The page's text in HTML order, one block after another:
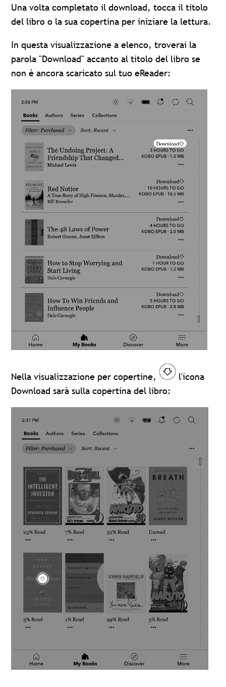
Una volta completato il download, tocca il titolo
del libro o la sua copertina per iniziare la lettura.
In questa visualizzazione a elenco, troverai la
parola "Download" accanto al titolo del libro se
non è ancora scaricato sul tuo eReader:
Nella visualizzazione per copertine,
l'icona
Download sarà sulla copertina del libro: